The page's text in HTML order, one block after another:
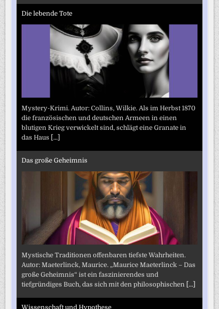
Die lebende Tote
Mystery-Krimi. Autor: Collins, Wilkie. Als im Herbst 1870
die französischen und deutschen Armeen in einen
blutigen Krieg verwickelt sind, schlägt eine Granate in
das Haus [...]
Das große Geheimnis
Mystische Traditionen offenbaren tiefste Wahrheiten.
Autor: Maeterlinck, Maurice. „Maurice Maeterlinck – Das
große Geheimnis“ ist ein faszinierendes und
tiefgründiges Buch, das sich mit den philosophischen [...]
Wissenschaft und Hypothese